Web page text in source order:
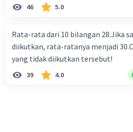
46 5.0
Rata-rata dari 10 bilangan 28.Jika
diikutkan, rata-ratanya menjadi
yang tidak diikutkan tersebut!
39 4.0